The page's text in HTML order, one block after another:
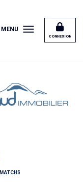
CONNEXION
MENU
MATCHS